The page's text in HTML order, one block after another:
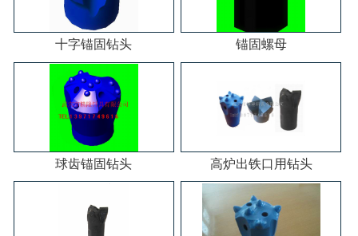
十字锚固钻头 锚固螺母
球齿锚固钻头 高炉出铁口用钻头